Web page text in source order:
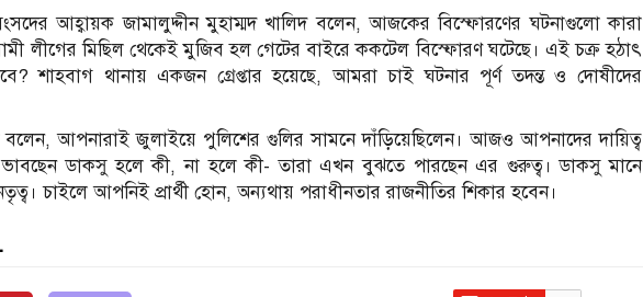
সংসদের আহ্বায়ক জামালুদ্দীন মুহাম্মদ খালিদ বলেন, আজকের বিস্ফোরণের ঘটনাগুলো কারা
লীগের মিছিল থেকেই মুজিব হল গেটের বাইরে ককটেল বিস্ফোরণ ঘটেছে। এই চক্র হঠাৎ
শাহবাগ থানায় একজন গ্রেপ্তার হয়েছে, আমরা চাই ঘটনার পূর্ণ তদন্ত ও দোষীদের
বলেন, আপনারাই জুলাইয়ে পুলিশের গুলির সামনে দাঁড়িয়েছিলেন। আজও আপনাদের দায়িত্ব
ভাবছেন ডাকসু হলে কী, না হলে কী- তারা এখন বুঝতে পারছেন এর গুরুত্ব। ডাকসু মানে
চাইলে আপনিই প্রার্থী হোন, অন্যথায় পরাধীনতার রাজনীতির শিকার হবেন।